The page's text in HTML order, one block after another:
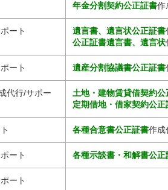
年金分割契約公正証書作
ート 遺言書、遺言状公正証書
公正証書遺言書、遺言状
ート 遺産分割協議書公正証書
代行/サポー
土地・建物賃貸借契約公
定期借地・借家契約公正
各種合意書公正証書作成
ート 各種示談書・和解書公正
ート